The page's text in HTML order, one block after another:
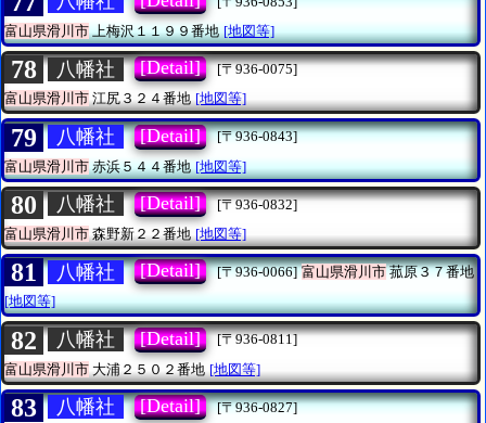
富山県滑川市上梅沢１１９９番地 [地図等]
78 八幡社 [Detail]
[〒936-0075]
富山県滑川市江尻３２４番地 [地図等]
79 八幡社 [Detail]
[〒936-0843]
富山県滑川市赤浜５４４番地 [地図等]
80 八幡社 [Detail]
[〒936-0832]
富山県滑川市 森野新２２番地 [地図等]
81 八幡社 [Detail] [〒936-0066] 富山県滑川市菰原３７番地
[地図等]
82 八幡社 [Detail]
[〒936-0811]
富山県滑川市 大浦２５０２番地 [地図等]
83 八幡社 [Detail]
[〒936-0827]